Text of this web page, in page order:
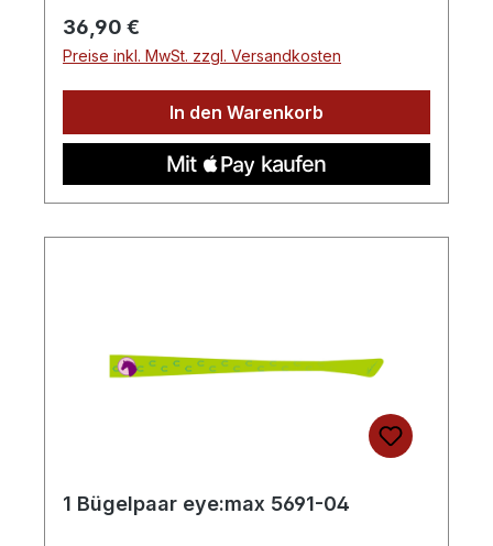
Regulärer Preis:
36,90 €
Preise inkl. MwSt. zzgl. Versandkosten
In den Warenkorb
1 Bügelpaar eye:max 5691-04